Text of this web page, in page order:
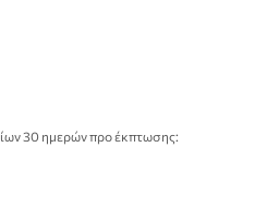
30 ημερών προ έκπτωσης: